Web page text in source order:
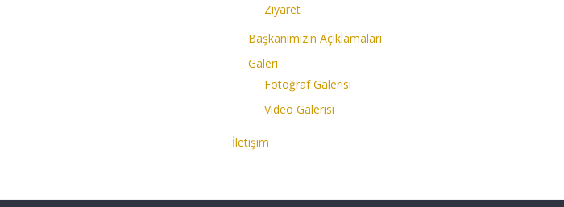
Ziyaret
Başkanımızın Açıklamaları
Galeri
Fotoğraf Galerisi
Video Galerisi
İletişim